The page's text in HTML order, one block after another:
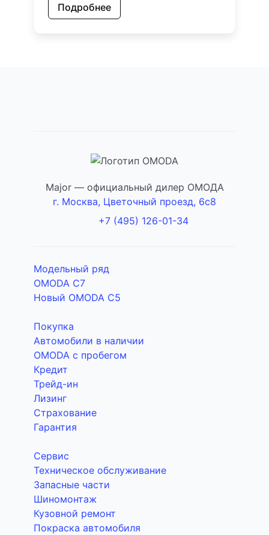
Подробнее
Major — официальный дилер ОМОДА
г. Москва, Цветочный проезд, 6с8
+7 (495) 126-01-34
Модельный ряд
OMODA C7
Новый OMODA C5
Покупка
Автомобили в наличии
OMODA с пробегом
Кредит
Трейд-ин
Лизинг
Страхование
Гарантия
Сервис
Техническое обслуживание
Запасные части
Шиномонтаж
Кузовной ремонт
Покраска автомобиля